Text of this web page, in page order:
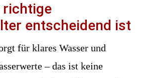
richtige
entscheidend ist
für klares Wasser und
– das ist keine